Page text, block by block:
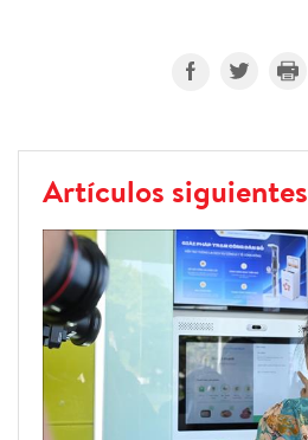
Artículos siguientes